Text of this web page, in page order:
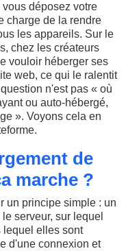
déposez votre
charge de la rendre
les appareils. Sur le
chez les créateurs
vouloir héberger ses
web, ce qui le ralentit
n'est pas « où
ou auto-hébergé,
». Voyons cela en
de
marche ?
un principe simple : un
serveur, sur lequel
lequel elles sont
d'une connexion et